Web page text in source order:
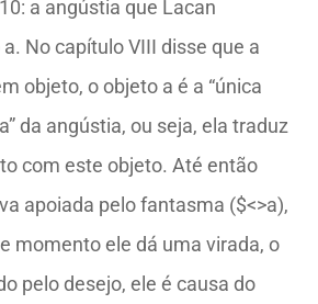
a angústia que Lacan
No capítulo VIII disse que a
objeto, o objeto a é a “única
da angústia, ou seja, ela traduz
com este objeto. Até então
apoiada pelo fantasma ($<>a),
momento ele dá uma virada, o
pelo desejo, ele é causa do